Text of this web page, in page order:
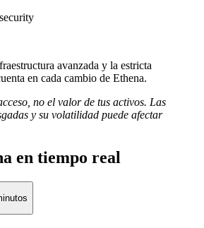
avanzada y la estricta
en cada cambio de Ethena.
no el valor de tus activos. Las
y su volatilidad puede afectar
en tiempo real